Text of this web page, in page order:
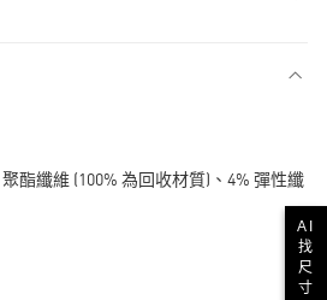
酯纖維 (100% 為回收材質)、4% 彈性纖
AI
找
尺
寸